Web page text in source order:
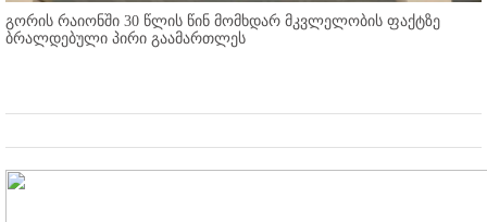
გორის რაიონში 30 წლის წინ მომხდარ მკვლელობის ფაქტზე
ბრალდებული პირი გაამართლეს